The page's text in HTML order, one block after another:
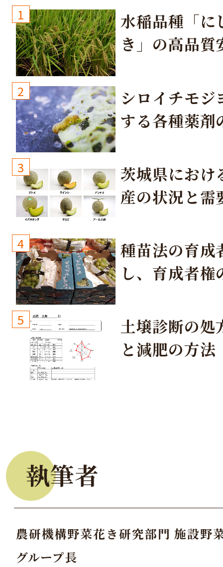
1
水稲品種「に
き」の高品質
2
シロイチモジ
する各種薬剤
3
茨城県におけ
産の状況と需
4
種苗法の育成
し、育成者権
しょう！
5
土壌診断の処
と減肥の方法
執筆者
農研機構野菜花き研究部門 施設野
グループ長